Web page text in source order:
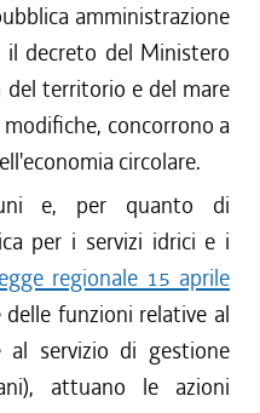
amministrazione
il decreto del Ministero
territorio e del mare
concorrono a
circolare.
e, per quanto di
per i servizi idrici e i
regionale 15 aprile
delle funzioni relative al
servizio di gestione
attuano le azioni